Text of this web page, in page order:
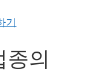
기
종의